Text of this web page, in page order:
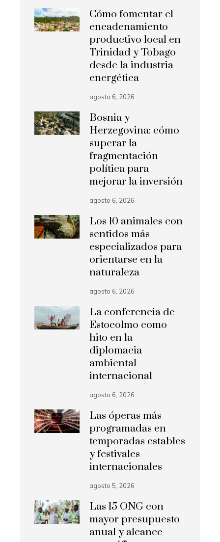
Cómo fomentar el
encadenamiento
productivo local en
Trinidad y Tobago
desde la industria
energética
agosto 6, 2026
Bosnia y
Herzegovina: cómo
superar la
fragmentación
política para
mejorar la inversión
agosto 6, 2026
Los 10 animales con
sentidos más
especializados para
orientarse en la
naturaleza
agosto 6, 2026
La conferencia de
Estocolmo como
hito en la
diplomacia
ambiental
internacional
agosto 6, 2026
Las óperas más
programadas en
temporadas estables
y festivales
internacionales
agosto 5, 2026
Las 15 ONG con
mayor presupuesto
anual y alcance